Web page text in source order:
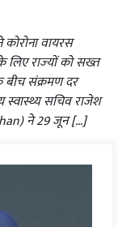
वायरस
राज्‍यों को सख्त
बीच संक्रमण दर
सचिव राजेश
ने 29 जून […]